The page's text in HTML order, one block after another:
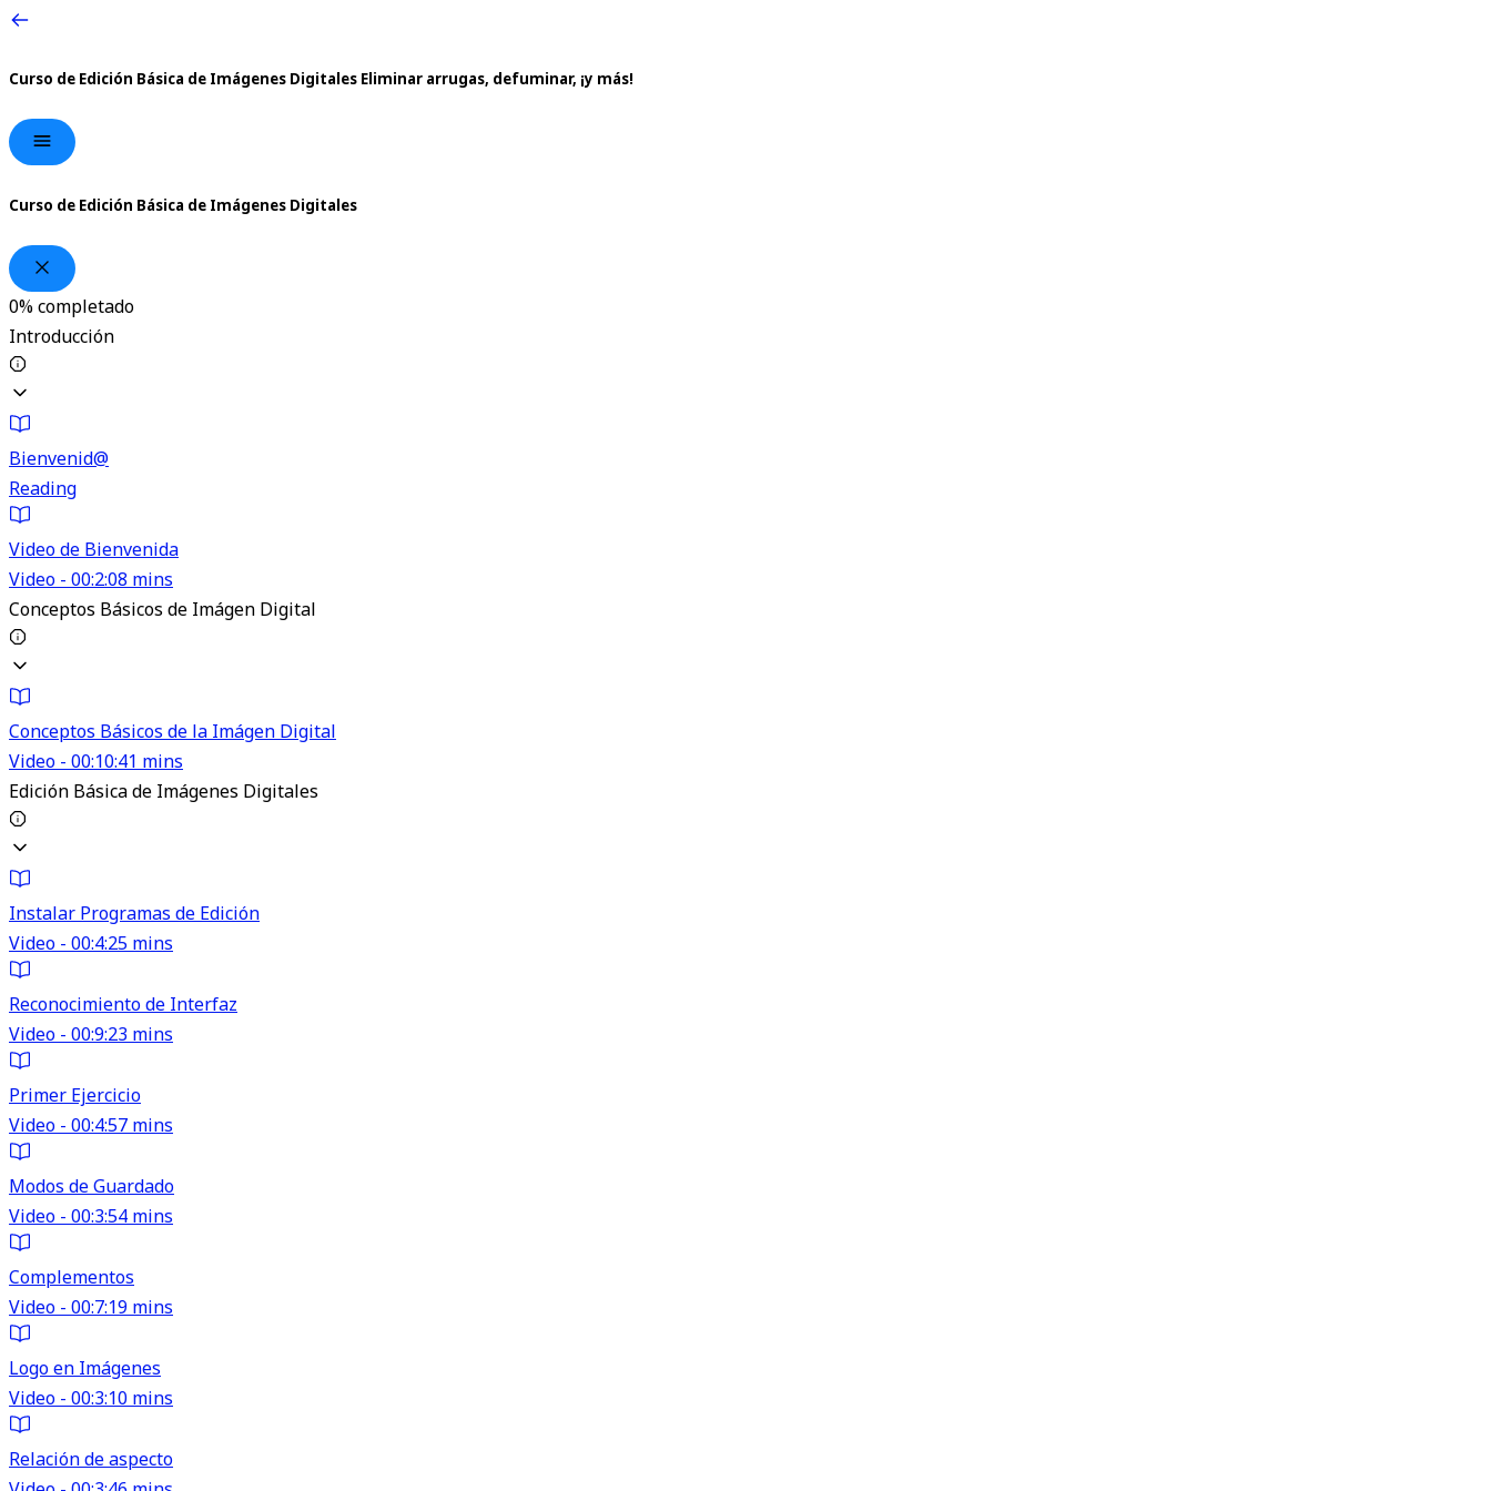
Curso de Edición Básica de Imágenes Digitales Eliminar arrugas, defuminar, ¡y más!
Curso de Edición Básica de Imágenes Digitales
0%completado
Introducción
Bienvenid@
Reading
Video de Bienvenida
Video - 00:2:08 mins
Conceptos Básicos de Imágen Digital
Conceptos Básicos de la Imágen Digital
Video - 00:10:41 mins
Edición Básica de Imágenes Digitales
Instalar Programas de Edición
Video - 00:4:25 mins
Reconocimiento de Interfaz
Video - 00:9:23 mins
Primer Ejercicio
Video - 00:4:57 mins
Modos de Guardado
Video - 00:3:54 mins
Complementos
Video - 00:7:19 mins
Logo en Imágenes
Video - 00:3:10 mins
Relación de aspecto